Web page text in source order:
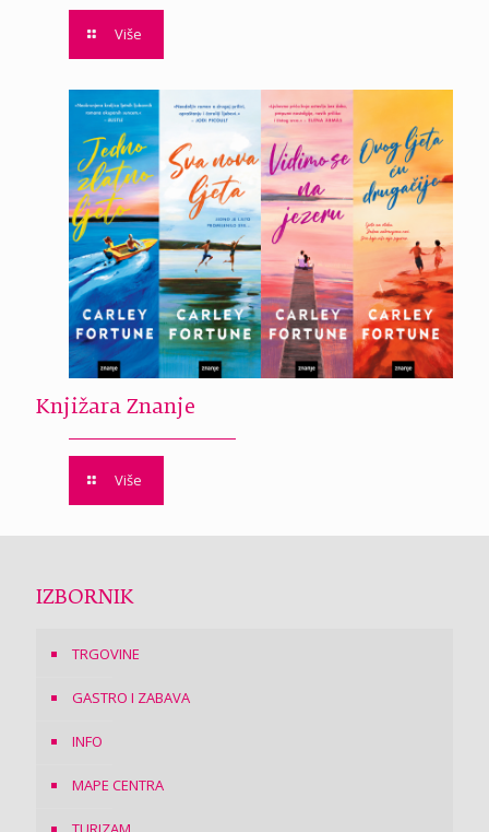
Više
Knjižara Znanje
Više
IZBORNIK
TRGOVINE
GASTRO I ZABAVA
INFO
MAPE CENTRA